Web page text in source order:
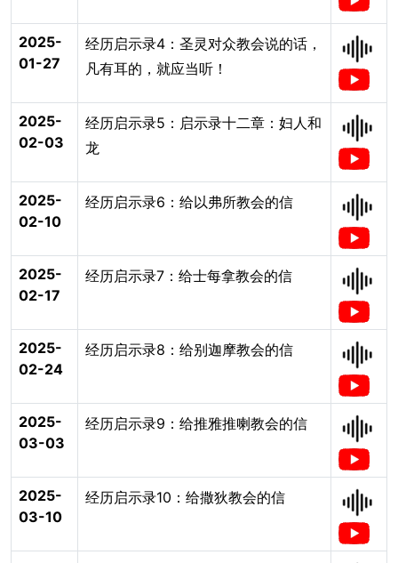
2025-
01-27
经历启示录4：圣灵对众教会说的话，
凡有耳的，就应当听！
2025-
02-03
经历启示录5：启示录十二章：妇人和
龙
2025-
02-10
经历启示录6：给以弗所教会的信
2025-
02-17
经历启示录7：给士每拿教会的信
2025-
02-24
经历启示录8：给别迦摩教会的信
2025-
03-03
经历启示录9：给推雅推喇教会的信
2025-
03-10
经历启示录10：给撒狄教会的信